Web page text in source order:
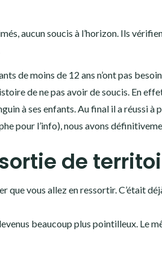
aucun soucis à l’horizon. Ils
de moins de 12 ans n’ont pas
de ne pas avoir de soucis. En
à ses enfants. Au final il a réussi à
pour l’info), nous avons
de
que vous allez en ressortir. C’était
beaucoup plus pointilleux. Le